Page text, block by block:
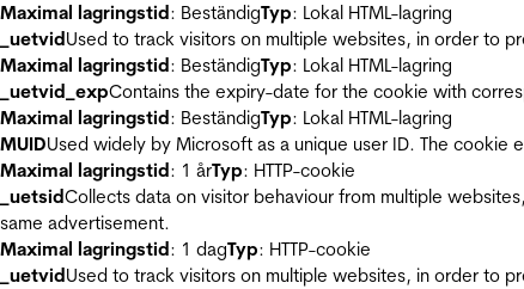
Maximal lagringstid: BeständigTyp: Lokal HTML-lagring
_uetvidUsed to track visitors on multiple websites, in order to
Maximal lagringstid: BeständigTyp: Lokal HTML-lagring
_uetvid_expContains the expiry-date for the cookie with
Maximal lagringstid: BeständigTyp: Lokal HTML-lagring
MUIDUsed widely by Microsoft as a unique user ID. The cookie
Maximal lagringstid: 1 årTyp: HTTP-cookie
_uetsidCollects data on visitor behaviour from multiple
same advertisement.
Maximal lagringstid: 1 dagTyp: HTTP-cookie
_uetvidUsed to track visitors on multiple websites, in order to